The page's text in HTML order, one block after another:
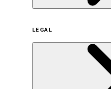
サステナビリテ
サステナビリティ
ヒ
LEGAL